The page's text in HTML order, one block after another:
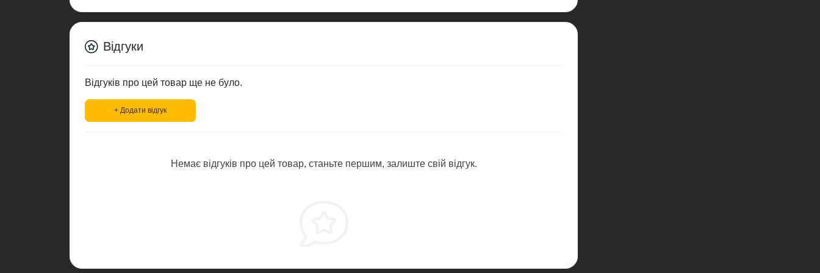
Відгуки
Відгуків про цей товар ще не було.
+ Додати відгук
Немає відгуків про цей товар, станьте першим, залиште свій відгук.